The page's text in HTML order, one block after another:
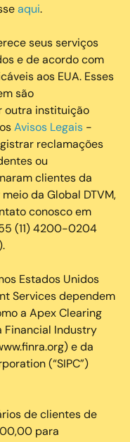
aqui.
seus serviços
e de acordo com
aos EUA. Esses
são
outra instituição
Avisos Legais -
reclamações
ou
clientes da
da Global DTVM,
conosco em
(11) 4200-0204
Estados Unidos
Services dependem
a Apex Clearing
Financial Industry
e da
(“SIPC”)
de clientes de
para